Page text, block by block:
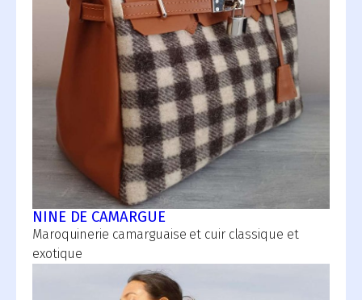
NINE DE CAMARGUE
Maroquinerie camarguaise et cuir classique et
exotique